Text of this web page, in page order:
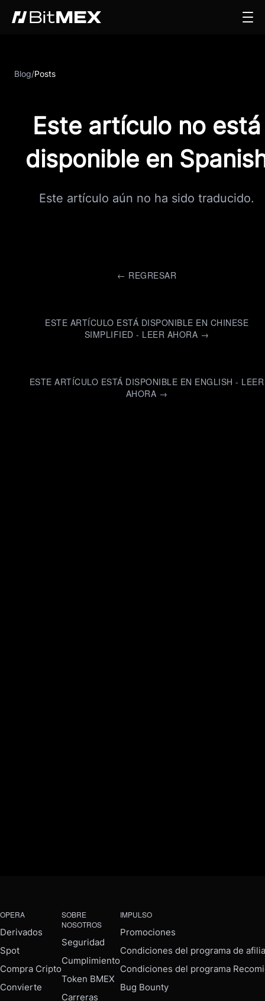
Blog/Posts
Este artículo no está
disponible en
Este artículo aún no ha sido traducido.
← REGRESAR
ESTE ARTÍCULO ESTÁ DISPONIBLE EN CHINESE
SIMPLIFIED - LEER AHORA →
ESTE ARTÍCULO ESTÁ DISPONIBLE EN ENGLISH - LEER
AHORA →
OPERA
Derivados
Spot
Compra Cripto
Convierte
SOBRE
NOSOTROS
Seguridad
Cumplimiento
Token BMEX
Carreras
IMPULSO
Promociones
Condiciones del programa de
Condiciones del programa
Bug Bounty